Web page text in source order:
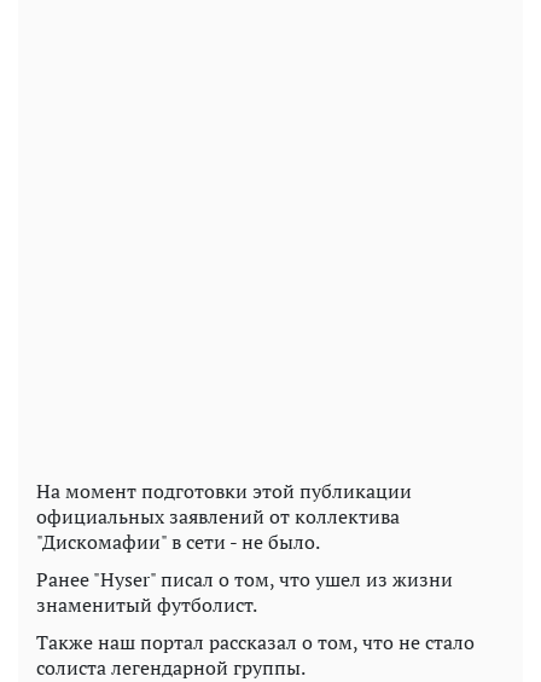
На момент подготовки этой публикации
официальных заявлений от коллектива
"Дискомафии" в сети - не было.
Ранее "Hyser" писал о том, что ушел из жизни
знаменитый футболист.
Также наш портал рассказал о том, что не стало
солиста легендарной группы.